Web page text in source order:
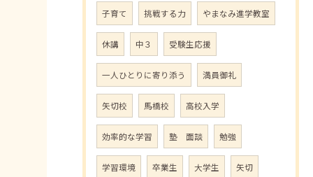
子育て 挑戦する力 やまなみ進学教室
休講 中３ 受験生応援
一人ひとりに寄り添う 満員御礼
矢切校 馬橋校 高校入学
効率的な学習 塾 面談 勉強
学習環境 卒業生 大学生 矢切